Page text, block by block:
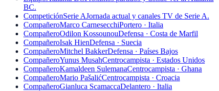
BC.
CompeticiónSerie AJornada actual y canales TV de Serie A.
CompañeroMarco CarnesecchiPortero · Italia
CompañeroOdilon KossounouDefensa · Costa de Marfil
CompañeroIsak HienDefensa · Suecia
CompañeroMitchel BakkerDefensa · Países Bajos
CompañeroYunus MusahCentrocampista · Estados Unidos
CompañeroKamaldeen SulemanaCentrocampista · Ghana
CompañeroMario PašalićCentrocampista · Croacia
CompañeroGianluca ScamaccaDelantero · Italia